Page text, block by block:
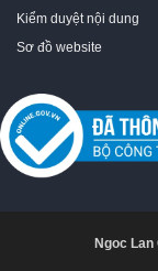
Kiểm duyệt nội dung
Sơ đồ website
Ngoc